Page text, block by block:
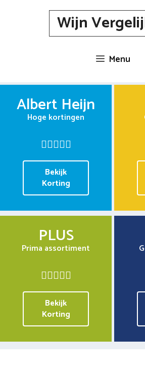
Wijn
Menu
Albert Heijn
Hoge kortingen
Bekijk
Korting
PLUS
Prima assortiment
Bekijk
Korting